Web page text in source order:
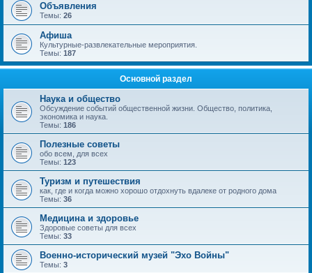
Объявления
Темы: 26
Афиша
Культурные-развлекательные мероприятия.
Темы: 187
Основной раздел
Наука и общество
Обсуждение событий общественной жизни. Общество, политика,
экономика и наука.
Темы: 186
Полезные советы
обо всем, для всех
Темы: 123
Туризм и путешествия
как, где и когда можно хорошо отдохнуть вдалеке от родного дома
Темы: 36
Медицина и здоровье
Здоровые советы для всех
Темы: 33
Военно-исторический музей "Эхо Войны"
Темы: 3